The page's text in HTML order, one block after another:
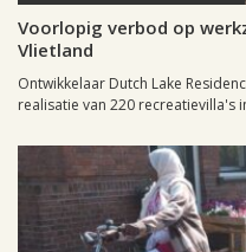
Voorlopig verbod op
Vlietland
Ontwikkelaar Dutch Lake
realisatie van 220 recreatievilla's